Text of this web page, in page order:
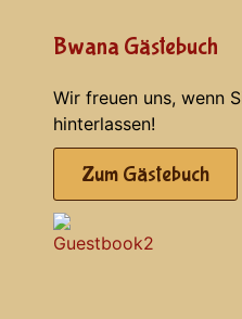
Bwana Gästebuch
Wir freuen uns, wenn
hinterlassen!
Zum Gästebuch